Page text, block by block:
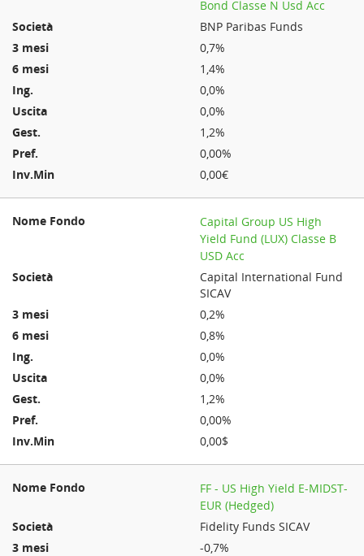
Bond Classe N Usd Acc
BNP Paribas Funds
0,7%
1,4%
0,0%
0,0%
1,2%
0,00%
0,00€
Capital Group US High
Yield Fund (LUX) Classe B
USD Acc
Capital International Fund
SICAV
0,2%
0,8%
0,0%
0,0%
1,2%
0,00%
0,00$
FF - US High Yield E-MIDST-
EUR (Hedged)
Fidelity Funds SICAV
-0,7%